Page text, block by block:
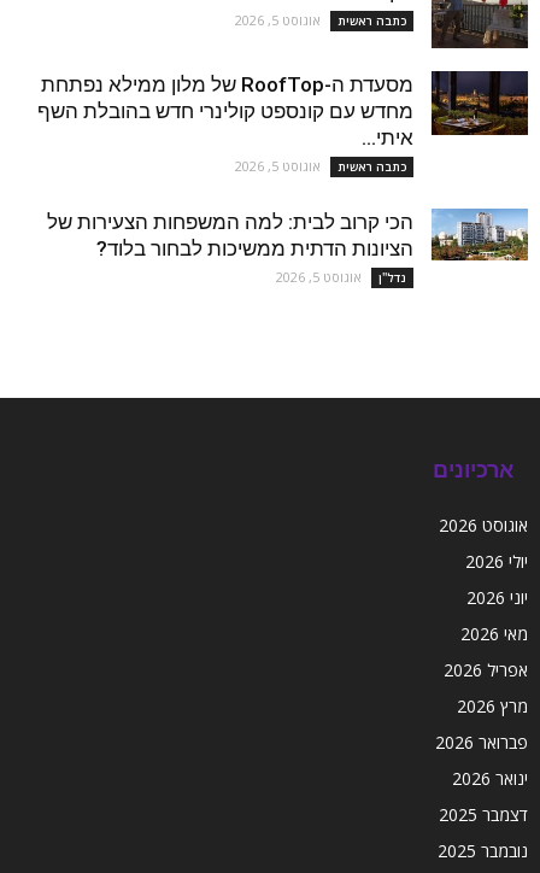
כתבה ראשית אוגוסט 5, 2026
מסעדת ה-RoofTop של מלון ממילא נפתחת
מחדש עם קונספט קולינרי חדש בהובלת השף
איתי...
כתבה ראשית אוגוסט 5, 2026
הכי קרוב לבית: למה המשפחות הצעירות של
הציונות הדתית ממשיכות לבחור בלוד?
נדל''ן אוגוסט 5, 2026
ארכיונים
אוגוסט 2026
יולי 2026
יוני 2026
מאי 2026
אפריל 2026
מרץ 2026
פברואר 2026
ינואר 2026
דצמבר 2025
נובמבר 2025